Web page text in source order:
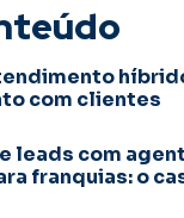
com clientes
leads com
franquias: o